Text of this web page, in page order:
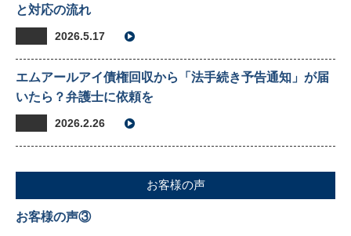
と対応の流れ
2026.5.17
エムアールアイ債権回収から「法手続き予告通知」が届
いたら？弁護士に依頼を
2026.2.26
お客様の声
お客様の声③